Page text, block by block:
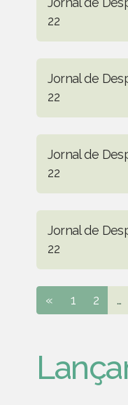
22
Jornal de
22
Jornal de
22
Jornal de
22
« 1 2 ...